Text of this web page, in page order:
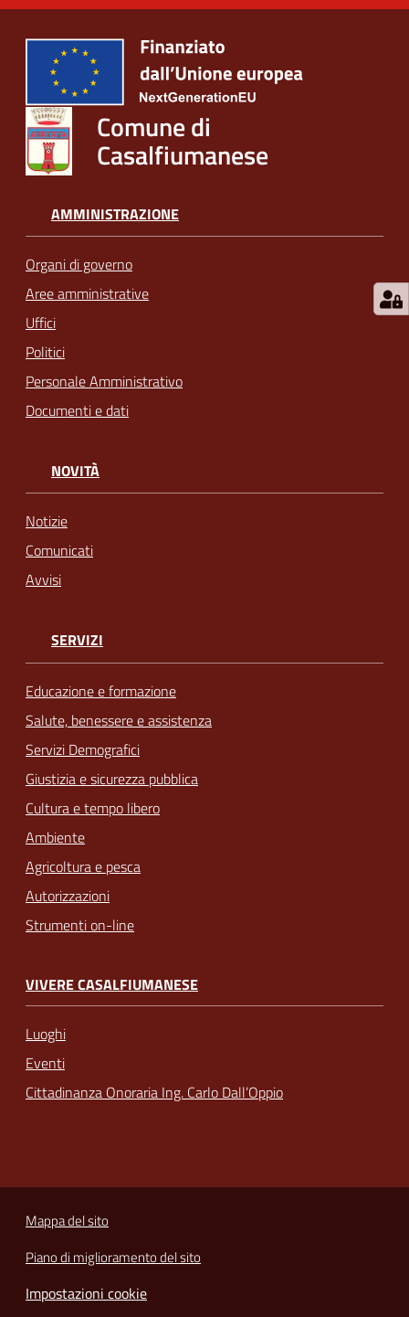
Comune di
Casalfiumanese
AMMINISTRAZIONE
Organi di governo
Aree amministrative
Uffici
Politici
Personale Amministrativo
Documenti e dati
NOVITÀ
Notizie
Comunicati
Avvisi
SERVIZI
Educazione e formazione
Salute, benessere e assistenza
Servizi Demografici
Giustizia e sicurezza pubblica
Cultura e tempo libero
Ambiente
Agricoltura e pesca
Autorizzazioni
Strumenti on-line
VIVERE CASALFIUMANESE
Luoghi
Eventi
Cittadinanza Onoraria Ing. Carlo Dall’Oppio
Mappa del sito
Piano di miglioramento del sito
Impostazioni cookie